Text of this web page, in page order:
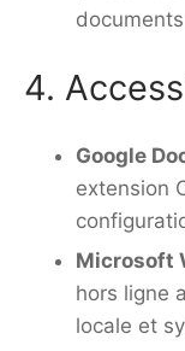
4.
Google
extension
Microsoft
hors ligne
locale et